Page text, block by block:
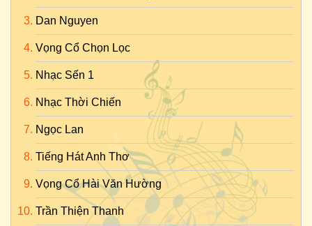
Dan Nguyen
Vọng Cổ Chọn Lọc
Nhạc Sến 1
Nhạc Thời Chiến
Ngọc Lan
Tiếng Hát Anh Thơ
Vọng Cổ Hài Văn Hường
Trần Thiện Thanh